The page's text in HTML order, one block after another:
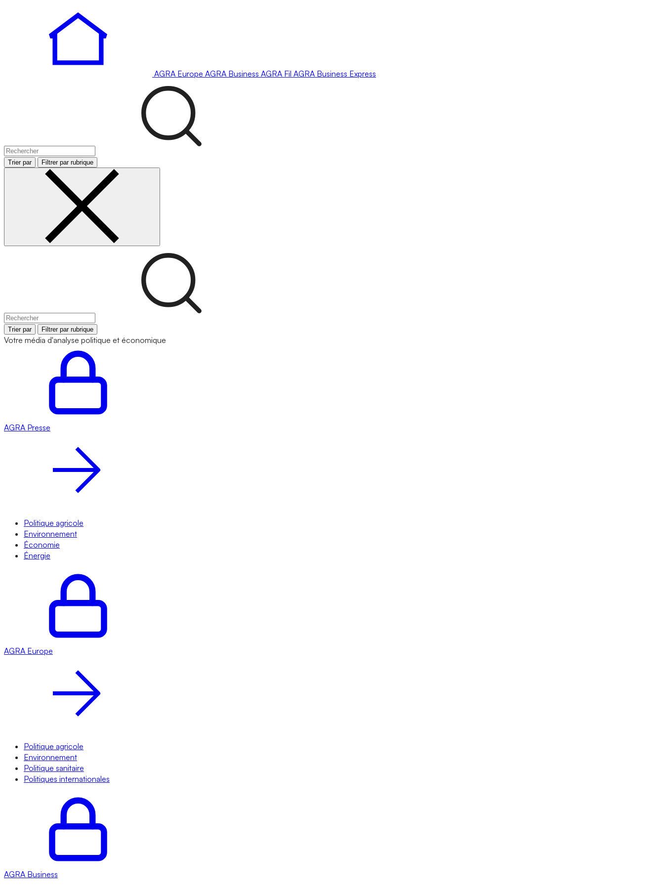
AGRA Europe AGRA Business AGRA Fil AGRA Business Express
Trier par Filtrer par rubrique
Trier par Filtrer par rubrique
Votre média d'analyse politique et économique
AGRA Presse
Politique agricole
Environnement
Économie
Énergie
AGRA Europe
Politique agricole
Environnement
Politique sanitaire
Politiques internationales
AGRA Business